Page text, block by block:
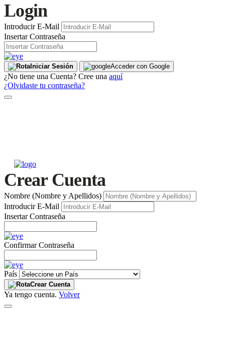
Login
Introducir E-Mail
Insertar Contraseña
Iniciar Sesión Acceder con Google
¿No tiene una Cuenta? Cree una aquí
¿Olvidaste tu contraseña?
Crear Cuenta
Nombre (Nombre y Apellidos)
Introducir E-Mail
Insertar Contraseña
Confirmar Contraseña
País
Crear Cuenta
Ya tengo cuenta. Volver